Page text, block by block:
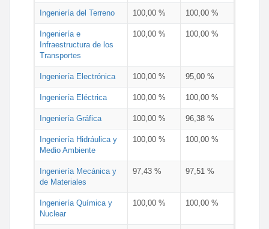
Ingeniería del Terreno 100,00 % 100,00 %
Ingeniería e
Infraestructura de los
Transportes
100,00 % 100,00 %
Ingeniería Electrónica 100,00 % 95,00 %
Ingeniería Eléctrica 100,00 % 100,00 %
Ingeniería Gráfica 100,00 % 96,38 %
Ingeniería Hidráulica y
Medio Ambiente
100,00 % 100,00 %
Ingeniería Mecánica y
de Materiales
97,43 % 97,51 %
Ingeniería Química y
Nuclear
100,00 % 100,00 %